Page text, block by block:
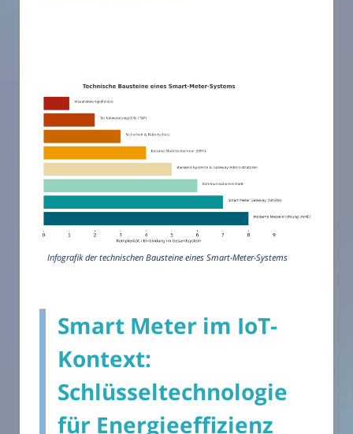
Infografik der technischen Bausteine eines Smart-Meter-Systems
Smart Meter im IoT-
Kontext:
Schlüsseltechnologie
für Energieeffizienz